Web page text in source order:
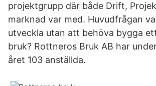
projektgrupp där både Drift,
marknad var med. Huvudfrågan
utveckla utan att behöva bygga
bruk? Rottneros Bruk AB har
året 103 anställda.